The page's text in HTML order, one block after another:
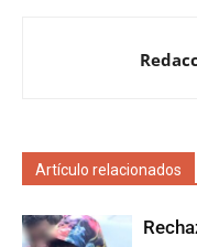
Artículo relacionados